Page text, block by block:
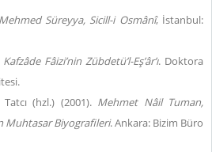
Mehmed Süreyya, Sicill-i Osmânî, İstanbul:
Kafzâde Fâizi’nin Zübdetü’l-Eş’âr’ı. Doktora
(hzl.) (2001). Mehmet Nâil Tuman,
Muhtasar Biyografileri. Ankara: Bizim Büro